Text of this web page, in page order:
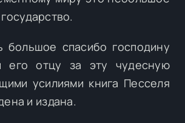
большое спасибо господину
его отцу за эту чудесную
усилиями книга Песселя
и издана.